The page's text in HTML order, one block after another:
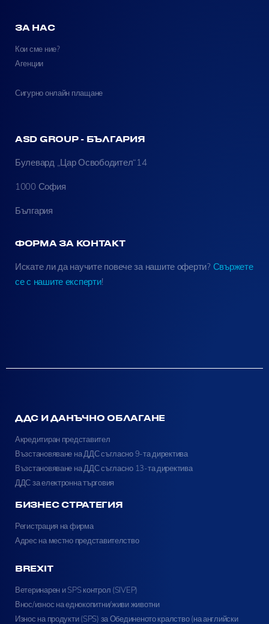
ЗА НАС
Кои сме ние?
Агенции
Сигурно онлайн плащане
ASD GROUP - БЪЛГАРИЯ
Булевард „Цар Освободител“14
1000 София
България
ФОРМА ЗА КОНТАКТ
Искате ли да научите повече за нашите оферти? Свържете
се с нашите експерти!
ДДС И ДАНЪЧНО ОБЛАГАНЕ
Акредитиран представител
Възстановяване на ДДС съгласно 9-та директива
Възстановяване на ДДС съгласно 13-та директива
ДДС за електронна търговия
БИЗНЕС СТРАТЕГИЯ
Регистрация на фирма
Адрес на местно представителство
BREXIT
Ветеринарен и SPS контрол (SIVEP)
Внос/износ на еднокопитни/живи животни
Износ на продукти (SPS) за Обединеното кралство (на английски